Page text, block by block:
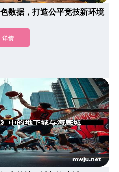
数据，打造公平竞技新环境
详情